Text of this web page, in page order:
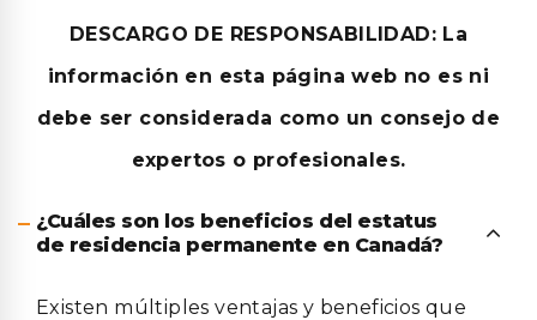
DESCARGO DE RESPONSABILIDAD: La
información en esta página web no es ni
debe ser considerada como un consejo de
expertos o profesionales.
¿Cuáles son los beneficios del estatus
de residencia permanente en Canadá?
Existen múltiples ventajas y beneficios que